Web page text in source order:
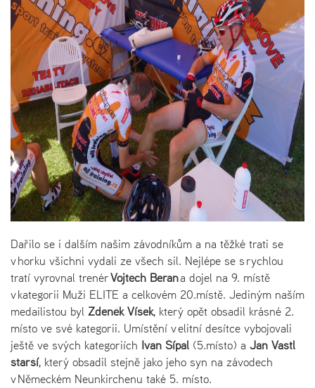
Dařilo se i dalším našim závodníkům a na těžké trati se
v horku všichni vydali ze všech sil. Nejlépe se s rychlou
tratí vyrovnal trenérVojtěch Berana dojel na 9. místě
v kategorii Muži ELITE a celkovém 20.místě. Jediným naším
medailistou byl Zdeněk Víšek, který opět obsadil krásné 2.
místo ve své kategorii. Umístění v elitní desítce vybojovali
ještě ve svých kategoriích Ivan Šípal (5.místo) a Jan Vastl
starší, který obsadil stejně jako jeho syn na závodech
v Německém Neunkirchenu také 5. místo.